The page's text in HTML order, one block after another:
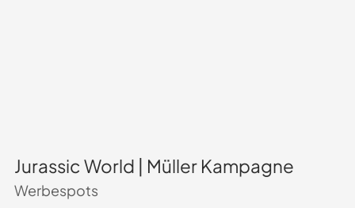
Jurassic World | Müller Kampagne
Werbespots